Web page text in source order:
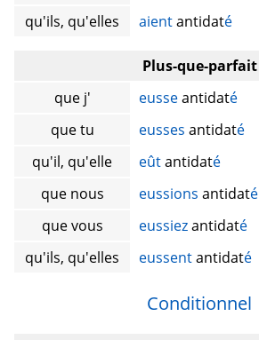
qu'ils, qu'elles
aientantidaté
Plus-que-parfait
que j'
eusseantidaté
que tu
eusses antidaté
qu'il, qu'elle
eûtantidaté
que nous
eussions antidaté
que vous
eussiezantidaté
qu'ils, qu'elles
eussentantidaté
Conditionnel